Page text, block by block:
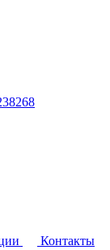
Контакты